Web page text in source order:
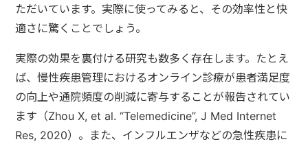
ただいています。実際に使ってみると、その効率性と快
適さに驚くことでしょう。
実際の効果を裏付ける研究も数多く存在します。たとえ
ば、慢性疾患管理におけるオンライン診療が患者満足度
の向上や通院頻度の削減に寄与することが報告されてい
ます（Zhou X, et al. “Telemedicine”, J Med Internet
Res, 2020）。また、インフルエンザなどの急性疾患に